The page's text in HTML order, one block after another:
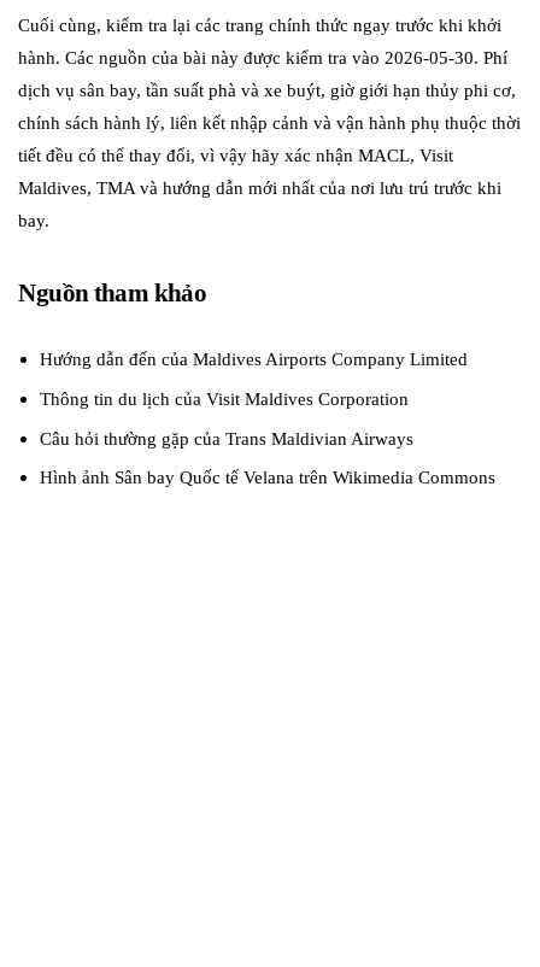
Cuối cùng, kiểm tra lại các trang chính thức ngay trước khi khởi
hành. Các nguồn của bài này được kiểm tra vào 2026-05-30. Phí
dịch vụ sân bay, tần suất phà và xe buýt, giờ giới hạn thủy phi cơ,
chính sách hành lý, liên kết nhập cảnh và vận hành phụ thuộc thời
tiết đều có thể thay đổi, vì vậy hãy xác nhận MACL, Visit
Maldives, TMA và hướng dẫn mới nhất của nơi lưu trú trước khi
bay.
Nguồn tham khảo
Hướng dẫn đến của Maldives Airports Company Limited
Thông tin du lịch của Visit Maldives Corporation
Câu hỏi thường gặp của Trans Maldivian Airways
Hình ảnh Sân bay Quốc tế Velana trên Wikimedia Commons